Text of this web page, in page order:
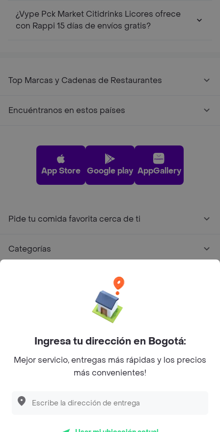
Descubre las PROMOCIONES que tenemos
¿Vype Pck Market Citidrinks Licores ofrece
con Rappi 15 días de envíos gratis?
Top Marcas y Cadenas de Restaurantes
Encuéntranos en estos países
App Store Google play AppGallery
Pide tu comida favorita cerca de ti
Categorías
Facebook
Twitter
Instagram
©2026Rappi Inc. All rights reserved.
Ingresa tu dirección en Bogotá:
Mejor servicio, entregas más rápidas y los precios
más convenientes!